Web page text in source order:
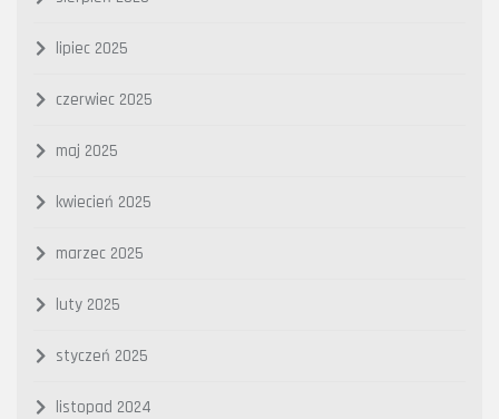
lipiec 2025
czerwiec 2025
maj 2025
kwiecień 2025
marzec 2025
luty 2025
styczeń 2025
listopad 2024